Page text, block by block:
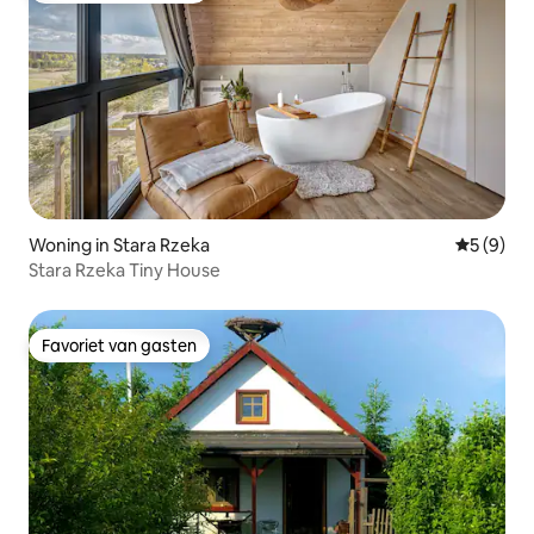
Woning in Stara Rzeka
5 (9)
Stara Rzeka Tiny House
Favoriet van gasten
Favoriet van gasten